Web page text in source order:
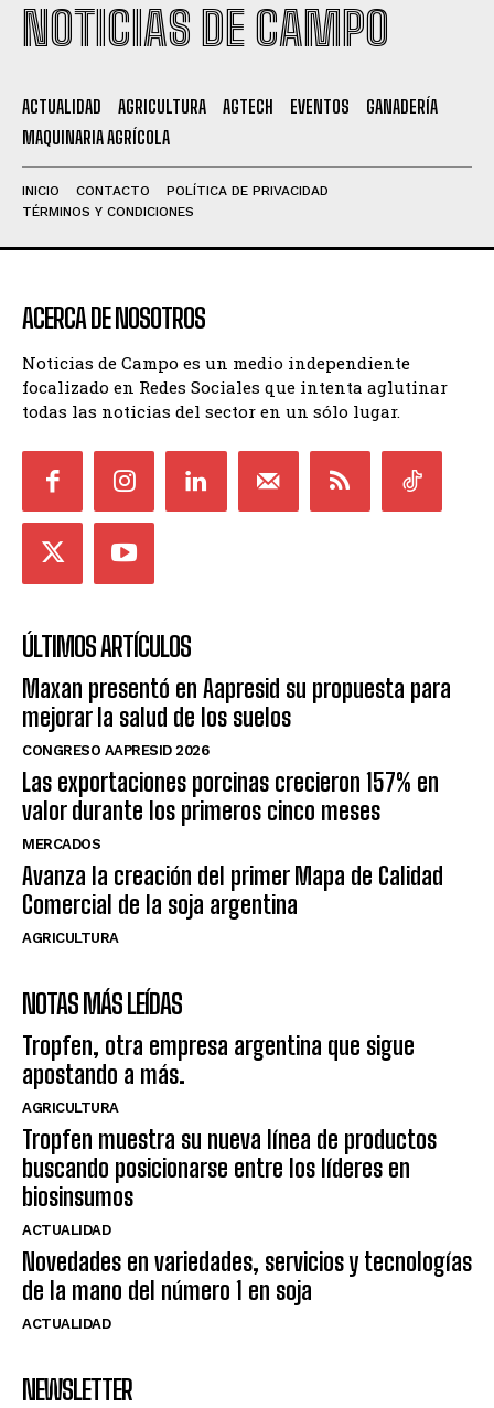
NOTICIAS DE CAMPO
ACTUALIDAD AGRICULTURA AGTECH EVENTOS
GANADERÍA
MAQUINARIA AGRÍCOLA
INICIO CONTACTO
POLÍTICA DE PRIVACIDAD
TÉRMINOS Y CONDICIONES
ACERCA DE NOSOTROS
Noticias de Campo es un medio independiente
focalizado en Redes Sociales que intenta aglutinar
todas las noticias del sector en un sólo lugar.
ÚLTIMOS ARTÍCULOS
Maxan presentó en Aapresid su propuesta para
mejorar la salud de los suelos
CONGRESO AAPRESID 2026
Las exportaciones porcinas crecieron 157% en
valor durante los primeros cinco meses
MERCADOS
Avanza la creación del primer Mapa de Calidad
Comercial de la soja argentina
AGRICULTURA
NOTAS MÁS LEÍDAS
Tropfen, otra empresa argentina que sigue
apostando a más.
AGRICULTURA
Tropfen muestra su nueva línea de productos
buscando posicionarse entre los líderes en
biosinsumos
ACTUALIDAD
Novedades en variedades, servicios y tecnologías
de la mano del número 1 en soja
ACTUALIDAD
NEWSLETTER